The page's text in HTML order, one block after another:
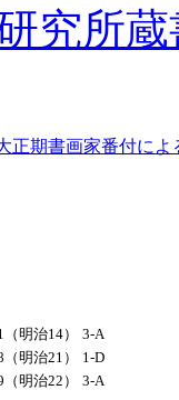
究所
正期書画家番付によ
（明治14）
3-A
（明治21）
1-D
（明治22） 3-A